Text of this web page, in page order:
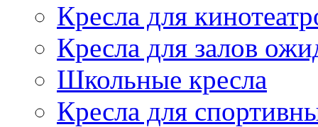
Кресла для
Кресла для залов
Школьные кресла
Кресла для